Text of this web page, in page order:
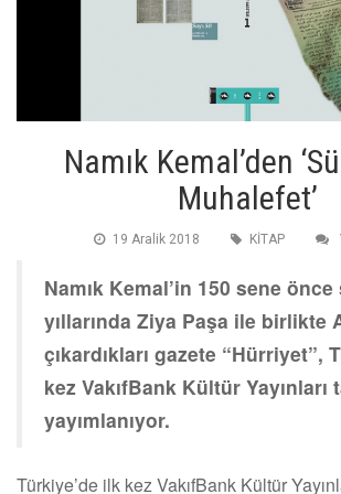
Namık Kemal’den
Muhalefet’
19 Aralik 2018 KİTAP
Namık Kemal’in 150 sene
yıllarında Ziya Paşa ile birlikte
çıkardıkları gazete “Hürriyet”,
kez VakıfBank Kültür Yayınları
yayımlanıyor.
Türkiye’de ilk kez VakıfBank Kültür